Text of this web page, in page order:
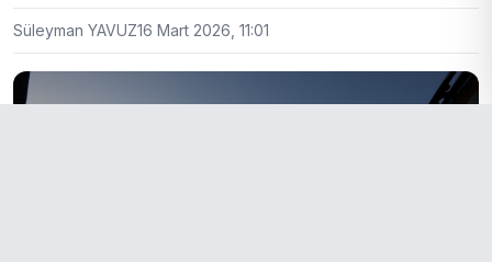
Süleyman YAVUZ16 Mart 2026, 11:01